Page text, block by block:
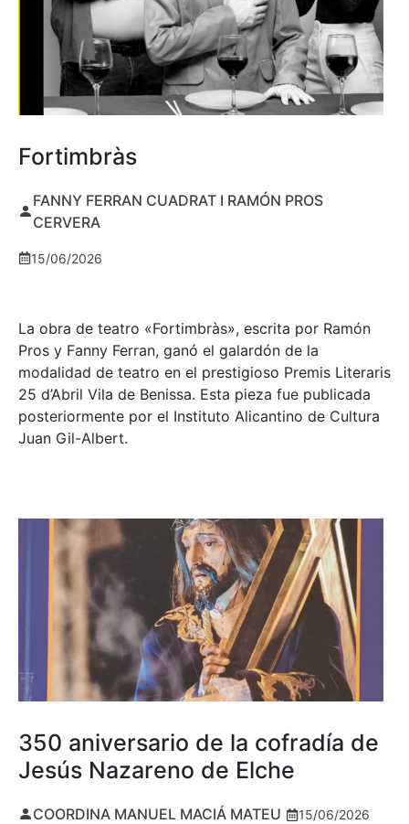
Fortimbràs
FANNY FERRAN CUADRAT I RAMÓN PROS
CERVERA
15/06/2026
La obra de teatro «Fortimbràs», escrita por Ramón
Pros y Fanny Ferran, ganó el galardón de la
modalidad de teatro en el prestigioso Premis Literaris
25 d’Abril Vila de Benissa. Esta pieza fue publicada
posteriormente por el Instituto Alicantino de Cultura
Juan Gil-Albert.
350 aniversario de la cofradía de
Jesús Nazareno de Elche
COORDINA MANUEL MACIÁ MATEU 15/06/2026